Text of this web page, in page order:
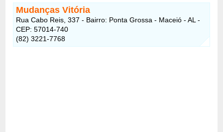
Mudanças Vitória
Rua Cabo Reis, 337 - Bairro: Ponta Grossa - Maceió - AL -
CEP: 57014-740
(82) 3221-7768